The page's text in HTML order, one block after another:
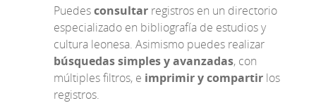
Puedesconsultar registros en un directorio
especializado en bibliografía de estudios y
cultura leonesa. Asimismo puedes realizar
búsquedas simples y avanzadas, con
múltiples filtros, e imprimir y compartir los
registros.